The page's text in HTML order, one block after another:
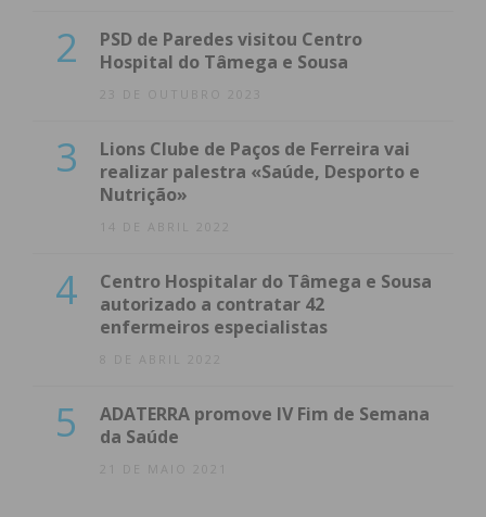
2
PSD de Paredes visitou Centro
Hospital do Tâmega e Sousa
23 DE OUTUBRO 2023
3
Lions Clube de Paços de Ferreira vai
realizar palestra «Saúde, Desporto e
Nutrição»
14 DE ABRIL 2022
4
Centro Hospitalar do Tâmega e Sousa
autorizado a contratar 42
enfermeiros especialistas
8 DE ABRIL 2022
5
ADATERRA promove IV Fim de Semana
da Saúde
21 DE MAIO 2021